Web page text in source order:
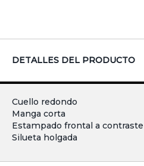
DETALLES DEL PRODUCTO
Cuello redondo
Manga corta
Estampado frontal a contraste
Silueta holgada